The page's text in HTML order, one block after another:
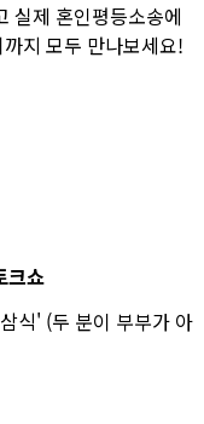
실제 혼인평등소송에
지 모두 만나보세요!
크쇼
식' (두 분이 부부가 아